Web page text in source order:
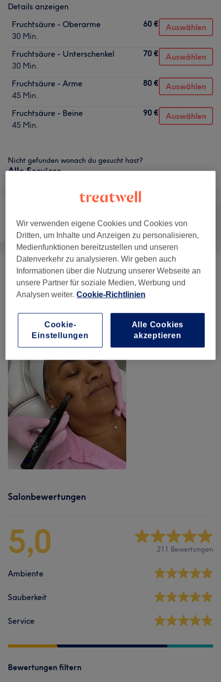
Details anzeigen
Fruchtsäure - Oberarme
30 Min.
60 € Auswählen
Fruchtsäure - Unterschenkel
30 Min.
70 € Auswählen
Fruchtsäure - Arme
45 Min.
80 € Auswählen
Fruchtsäure - Beine
45 Min.
90 € Auswählen
Nicht gefunden wonach du gesucht hast?
Alle Services
Haarentfernung Gesicht Körper
Körperbehandlungen (2 ) ab 60 €
Salonbewertungen
5,0 211 Bewertungen
Ambiente
Sauberkeit
Service
Bewertungen filtern
Wir verwenden eigene Cookies und Cookies von
Dritten, um Inhalte und Anzeigen zu personalisieren,
Medienfunktionen bereitzustellen und unseren
Datenverkehr zu analysieren. Wir geben auch
Informationen über die Nutzung unserer Webseite an
unsere Partner für soziale Medien, Werbung und
Analysen weiter. Cookie-Richtlinien
Cookie-
Einstellungen
Alle Cookies
akzeptieren